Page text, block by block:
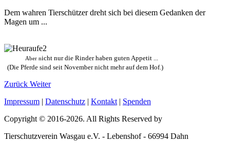
Dem wahren Tierschützer dreht sich bei diesem Gedanken der
Magen um ...
Aber nicht nur die Rinder haben guten Appetit ...
(Die Pferde sind seit November nicht mehr auf dem Hof.)
Zurück Weiter
Impressum | Datenschutz | Kontakt | Spenden
Copyright © 2016-2026. All Rights Reserved by
Tierschutzverein Wasgau e.V. - Lebenshof - 66994 Dahn